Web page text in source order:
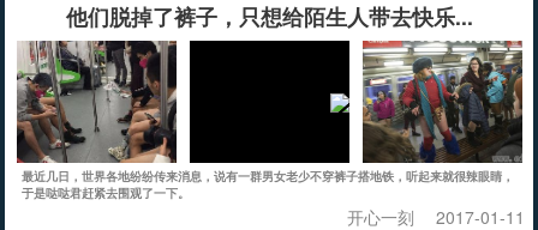
他们脱掉了裤子，只想给陌生人带去快乐...
最近几日，世界各地纷纷传来消息，说有一群男女老少不穿裤子搭地铁，听起来就很辣眼睛，
于是哒哒君赶紧去围观了一下。
开心一刻 2017-01-11